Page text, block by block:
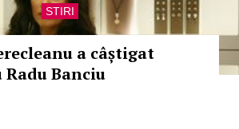
STIRI
a câștigat
Radu Banciu